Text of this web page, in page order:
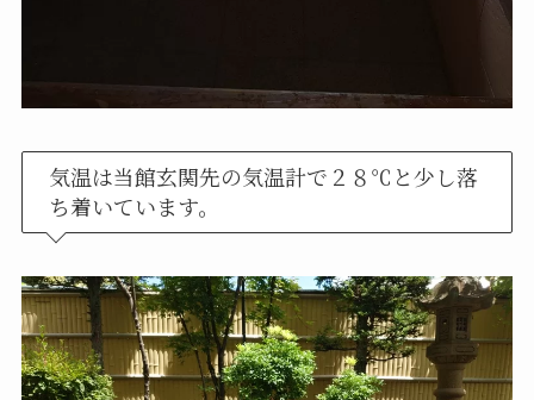
気温は当館玄関先の気温計で２８℃と少し落
ち着いています。